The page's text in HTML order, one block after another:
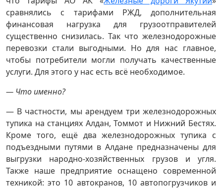
сравнялись с тарифами РЖД, дополнительная
финансовая нагрузка для грузоотправителей
существенно снизилась. Так что железнодорожные
перевозки стали выгодными. Но для нас главное,
чтобы потребители могли получать качественные
услуги. Для этого у нас есть всё необходимое.
— Что именно?
— В частности, мы арендуем три железнодорожных
тупика на станциях Алдан, Томмот и Нижний Бестях.
Кроме того, ещё два железнодорожных тупика с
подъездными путями в Алдане предназначены для
выгрузки народно-хозяйственных грузов и угля.
Также наше предприятие оснащено современной
техникой: это 10 автокранов, 10 автопогрузчиков и